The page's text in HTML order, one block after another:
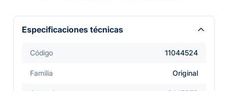
Especificaciones técnicas
Código 11044524
Familia Original